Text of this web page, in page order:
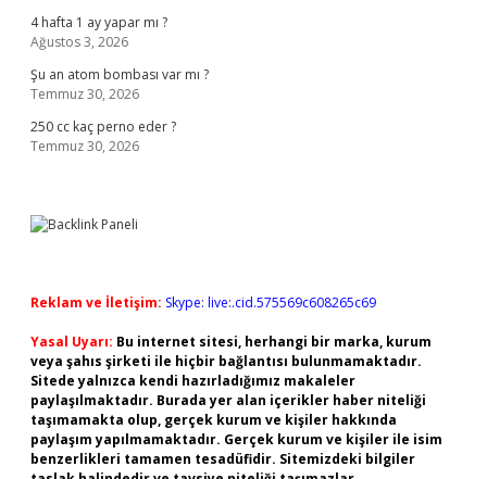
4 hafta 1 ay yapar mı ?
Ağustos 3, 2026
Şu an atom bombası var mı ?
Temmuz 30, 2026
250 cc kaç perno eder ?
Temmuz 30, 2026
Reklam ve İletişim: Skype: live:.cid.575569c608265c69
Yasal Uyarı: Bu internet sitesi, herhangi bir marka, kurum
veya şahıs şirketi ile hiçbir bağlantısı bulunmamaktadır.
Sitede yalnızca kendi hazırladığımız makaleler
paylaşılmaktadır. Burada yer alan içerikler haber niteliği
taşımamakta olup, gerçek kurum ve kişiler hakkında
paylaşım yapılmamaktadır. Gerçek kurum ve kişiler ile isim
benzerlikleri tamamen tesadüfidir. Sitemizdeki bilgiler